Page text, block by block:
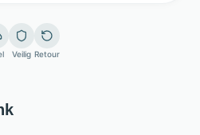
Veilig Retour